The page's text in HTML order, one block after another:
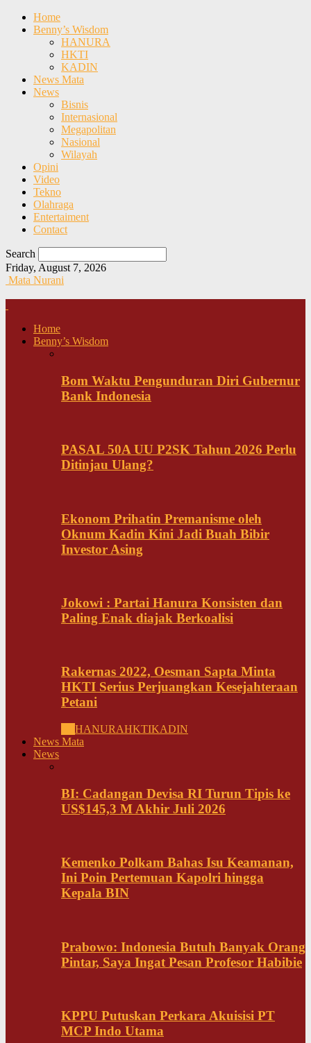
Home
Benny’s Wisdom
HANURA
HKTI
KADIN
News Mata
News
Bisnis
Internasional
Megapolitan
Nasional
Wilayah
Opini
Video
Tekno
Olahraga
Entertaiment
Contact
Search
Friday, August 7, 2026
Mata Nurani
Home
Benny’s Wisdom
Bom Waktu Pengunduran Diri Gubernur
Bank Indonesia
PASAL 50A UU P2SK Tahun 2026 Perlu
Ditinjau Ulang?
Ekonom Prihatin Premanisme oleh
Oknum Kadin Kini Jadi Buah Bibir
Investor Asing
Jokowi : Partai Hanura Konsisten dan
Paling Enak diajak Berkoalisi
Rakernas 2022, Oesman Sapta Minta
HKTI Serius Perjuangkan Kesejahteraan
Petani
HANURAHKTIKADIN
News Mata
News
BI: Cadangan Devisa RI Turun Tipis ke
US$145,3 M Akhir Juli 2026
Kemenko Polkam Bahas Isu Keamanan,
Ini Poin Pertemuan Kapolri hingga
Kepala BIN
Prabowo: Indonesia Butuh Banyak Orang
Pintar, Saya Ingat Pesan Profesor Habibie
KPPU Putuskan Perkara Akuisisi PT
MCP Indo Utama